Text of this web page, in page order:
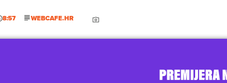
8:57 WEBCAFE.HR